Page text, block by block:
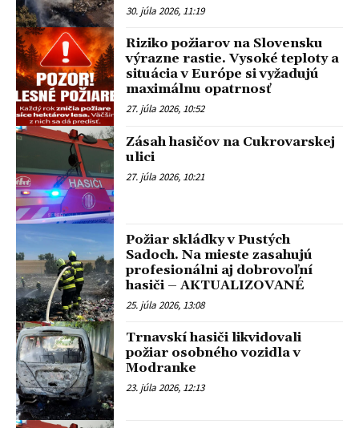
30. júla 2026, 11:19
Riziko požiarov na Slovensku
výrazne rastie. Vysoké teploty a
situácia v Európe si vyžadujú
maximálnu opatrnosť
27. júla 2026, 10:52
Zásah hasičov na Cukrovarskej
ulici
27. júla 2026, 10:21
Požiar skládky v Pustých
Sadoch. Na mieste zasahujú
profesionálni aj dobrovoľní
hasiči – AKTUALIZOVANÉ
25. júla 2026, 13:08
Trnavskí hasiči likvidovali
požiar osobného vozidla v
Modranke
23. júla 2026, 12:13